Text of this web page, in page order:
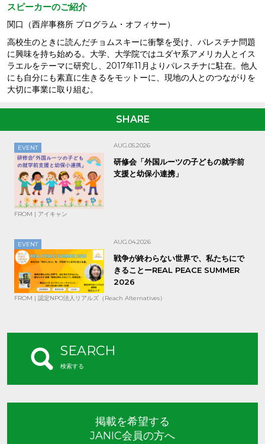
スピーカーのご紹介
関口（西岸事務所 プログラム・オフィサー）
高校生のときに読んだチョムスキーに衝撃を受け、パレスチナ問題
に興味を持ち始める。大学、大学院ではユダヤ系アメリカ人とイス
ラエルをテーマに研究し、2017年11月よりパレスチナに駐在。他人
にも自分にも素直に生きるをモットーに、現地の人とのつながりを
大切に事業に取り組む。
SHARE
EVENT AUG.05.2026
研修会「外国ルーツの子どもの就学前
支援と幼保小連携」
FROM | アイキャン
EVENT AUG.04.2026
戦争が終わらない世界で、私たちにで
きることーREAL PEACE SUMMER
2026
FROM | 認定NPO法人リアルズ（Reach Alternatives）
SEARCH
検索する
掲載を希望する
JANIC会員の方へ